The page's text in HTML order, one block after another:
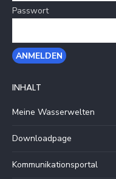
Passwort
INHALT
Meine Wasserwelten
Downloadpage
Kommunikationsportal